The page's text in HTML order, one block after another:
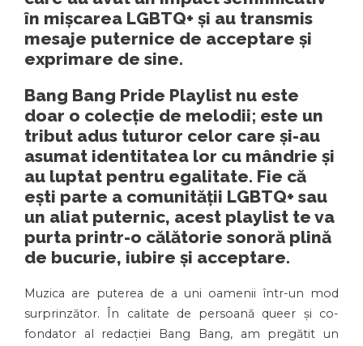
în mișcarea LGBTQ+ și au transmis
mesaje puternice de acceptare și
exprimare de sine.
Bang Bang Pride Playlist nu este
doar o colecție de melodii; este un
tribut adus tuturor celor care și-au
asumat identitatea lor cu mândrie și
au luptat pentru egalitate. Fie că
ești parte a comunității LGBTQ+ sau
un aliat puternic, acest playlist te va
purta printr-o călătorie sonoră plină
de bucurie, iubire și acceptare.
Muzica are puterea de a uni oamenii într-un mod
surprinzător. În calitate de persoană queer și co-
fondator al redacției Bang Bang, am pregătit un